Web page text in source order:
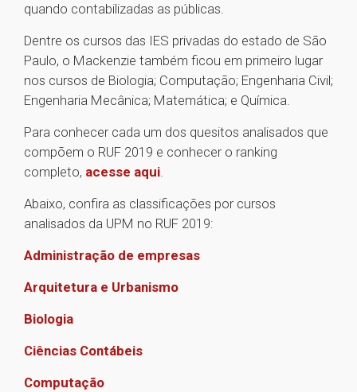
quando contabilizadas as públicas.
Dentre os cursos das IES privadas do estado de São
Paulo, o Mackenzie também ficou em primeiro lugar
nos cursos de Biologia; Computação; Engenharia Civil;
Engenharia Mecânica; Matemática; e Química.
Para conhecer cada um dos quesitos analisados que
compõem o RUF 2019 e conhecer o ranking
completo, acesse aqui.
Abaixo, confira as classificações por cursos
analisados da UPM no RUF 2019:
Administração de empresas
Arquitetura e Urbanismo
Biologia
Ciências Contábeis
Computação